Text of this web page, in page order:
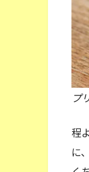
プ
程
に